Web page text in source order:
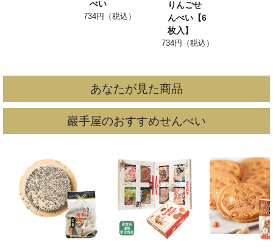
べい
734円（税込）
りんごせ
んべい【6
枚入】
734円（税込）
あなたが見た商品
巖手屋のおすすめせんべい